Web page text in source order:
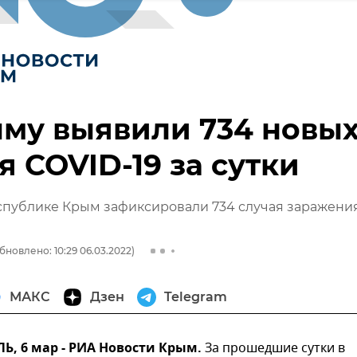
выявили 734
COVID-19 за сутки
Крым зафиксировали 734 случая
10:29 06.03.2022)
МАКС Дзен Telegram
6 мар - РИА Новости Крым. За прошедшие сутки в